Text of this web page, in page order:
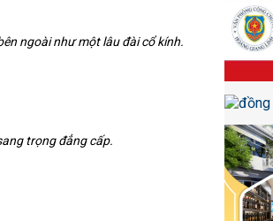
ngoài như một lâu đài cổ kính.
trọng đẳng cấp.